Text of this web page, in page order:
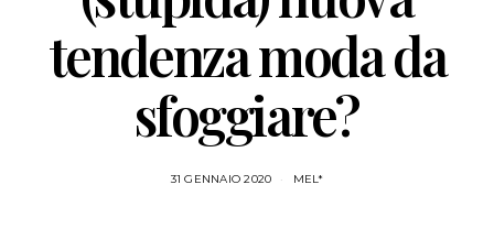
tendenza moda da
sfoggiare?
31 GENNAIO 2020 MEL*